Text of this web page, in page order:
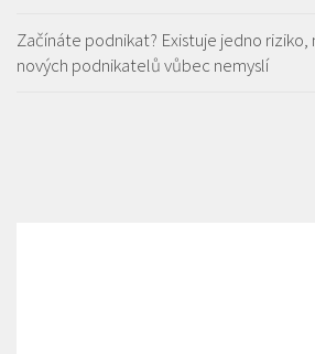
Začínáte podnikat? Existuje jedno riziko,
nových podnikatelů vůbec nemyslí